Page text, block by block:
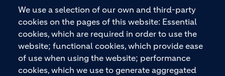
We use a selection of our own and third-party
cookies on the pages of this website: Essential
cookies, which are required in order to use the
website; functional cookies, which provide ease
of use when using the website; performance
cookies, which we use to generate aggregated
2026“ ausgezeichnet. Holcim bietet hochwertige
Baustoffe und integrierte Baulösungen für den
gesamten Bauprozess – vom Fundament über den
Boden bis zu Wänden und Dächern – mit
Premiummarken wie ECOPact, ECOPlanet,
ECOCycle und Ytong.